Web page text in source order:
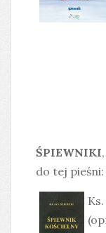
ŚPIEWNIKI
do tej pieśni: